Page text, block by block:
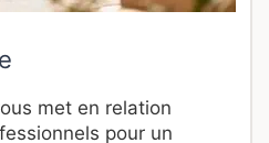
met en relation
pour un